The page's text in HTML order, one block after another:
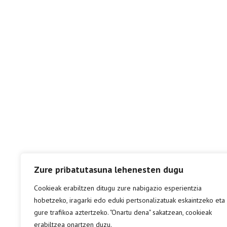
Zure pribatutasuna lehenesten dugu
Cookieak erabiltzen ditugu zure nabigazio esperientzia
hobetzeko, iragarki edo eduki pertsonalizatuak eskaintzeko eta
gure trafikoa aztertzeko. "Onartu dena" sakatzean, cookieak
erabiltzea onartzen duzu.